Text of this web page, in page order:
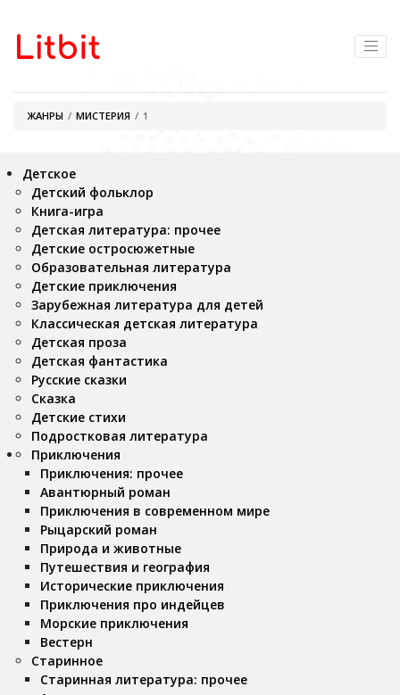
ЖАНРЫ МИСТЕРИЯ 1
Детское
Детский фольклор
Книга-игра
Детская литература: прочее
Детские остросюжетные
Образовательная литература
Детские приключения
Зарубежная литература для детей
Классическая детская литература
Детская проза
Детская фантастика
Русские сказки
Сказка
Детские стихи
Подростковая литература
Приключения
Приключения: прочее
Авантюрный роман
Приключения в современном мире
Рыцарский роман
Природа и животные
Путешествия и география
Исторические приключения
Приключения про индейцев
Морские приключения
Вестерн
Старинное
Старинная литература: прочее